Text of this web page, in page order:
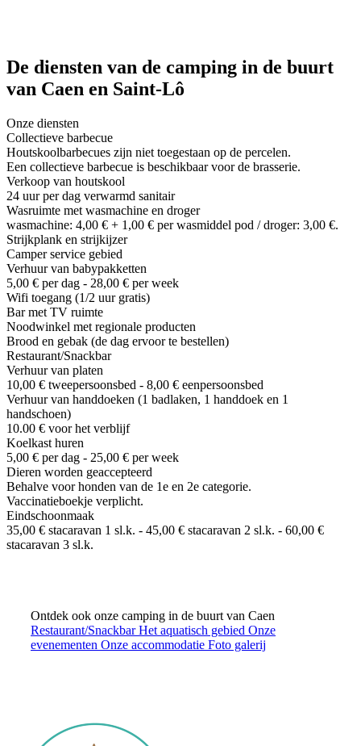
De diensten van de camping in de buurt
van Caen en Saint-Lô
Onze diensten
Collectieve barbecue
Houtskoolbarbecues zijn niet toegestaan op de percelen.
Een collectieve barbecue is beschikbaar voor de brasserie.
Verkoop van houtskool
24 uur per dag verwarmd sanitair
Wasruimte met wasmachine en droger
wasmachine: 4,00 € + 1,00 € per wasmiddel pod / droger: 3,00 €.
Strijkplank en strijkijzer
Camper service gebied
Verhuur van babypakketten
5,00 € per dag - 28,00 € per week
Wifi toegang (1/2 uur gratis)
Bar met TV ruimte
Noodwinkel met regionale producten
Brood en gebak (de dag ervoor te bestellen)
Restaurant/Snackbar
Verhuur van platen
10,00 € tweepersoonsbed - 8,00 € eenpersoonsbed
Verhuur van handdoeken (1 badlaken, 1 handdoek en 1
handschoen)
10.00 € voor het verblijf
Koelkast huren
5,00 € per dag - 25,00 € per week
Dieren worden geaccepteerd
Behalve voor honden van de 1e en 2e categorie.
Vaccinatieboekje verplicht.
Eindschoonmaak
35,00 € stacaravan 1 sl.k. - 45,00 € stacaravan 2 sl.k. - 60,00 €
stacaravan 3 sl.k.
Ontdek ook onze camping in de buurt van Caen
Restaurant/SnackbarHet aquatisch gebied Onze
evenementen Onze accommodatie Foto galerij